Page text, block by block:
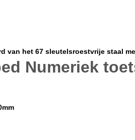
van het 67 sleutelsroestvrije staal
Numeriek